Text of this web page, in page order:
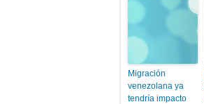
Migración
venezolana ya
tendría impacto